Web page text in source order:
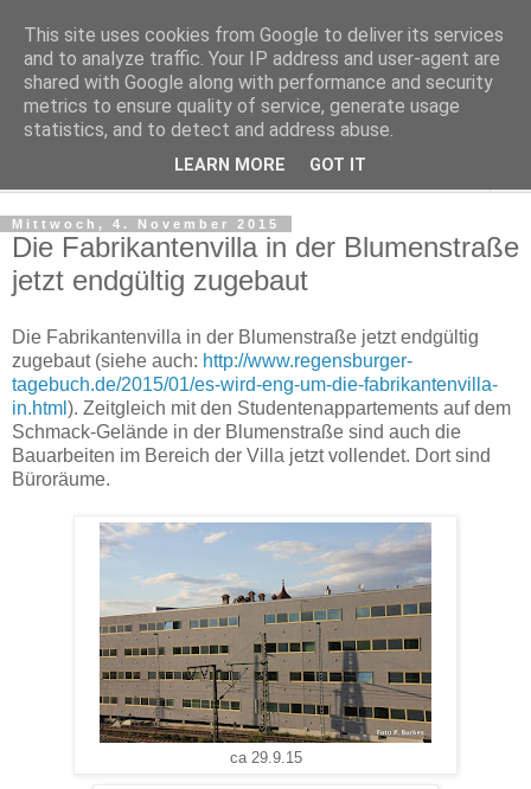
Regensburger Tagebuch
Notizen aus der nördlichsten Stadt Italiens
Mittwoch, 4. November 2015
Die Fabrikantenvilla in der Blumenstraße
jetzt endgültig zugebaut
Die Fabrikantenvilla in der Blumenstraße jetzt endgültig
zugebaut (siehe auch: http://www.regensburger-
tagebuch.de/2015/01/es-wird-eng-um-die-fabrikantenvilla-
in.html ). Zeitgleich mit den Studentenappartements auf dem
Schmack-Gelände in der Blumenstraße sind auch die
Bauarbeiten im Bereich der Villa jetzt vollendet. Dort sind
Büroräume.
ca 29.9.15
This site uses cookies from Google to deliver its services
and to analyze traffic. Your IP address and user-agent are
shared with Google along with performance and security
metrics to ensure quality of service, generate usage
statistics, and to detect and address abuse.
LEARN MORE GOT IT